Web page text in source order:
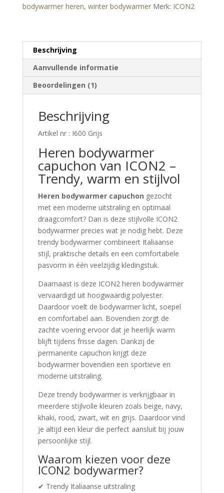
bodywarmer heren, winter bodywarmer Merk: ICON2
Beschrijving
Aanvullende informatie
Beoordelingen (1)
Beschrijving
Artikel nr : I600 Grijs
Heren bodywarmer
capuchon van ICON2 –
Trendy, warm en stijlvol
Heren bodywarmer capuchon gezocht
met een moderne uitstraling en optimaal
draagcomfort? Dan is deze stijlvolle ICON2
bodywarmer precies wat je nodig hebt. Deze
trendy bodywarmer combineert Italiaanse
stijl, praktische details en een comfortabele
pasvorm in één veelzijdig kledingstuk.
Daarnaast is deze ICON2 heren bodywarmer
vervaardigd uit hoogwaardig polyester.
Daardoor voelt de bodywarmer licht, soepel
en comfortabel aan. Bovendien zorgt de
zachte voering ervoor dat je heerlijk warm
blijft tijdens frisse dagen. Dankzij de
permanente capuchon krijgt deze
bodywarmer bovendien een sportieve en
moderne uitstraling.
Deze trendy bodywarmer is verkrijgbaar in
meerdere stijlvolle kleuren zoals beige, navy,
khaki, rood, zwart, wit en grijs. Daardoor vind
je altijd een kleur die perfect aansluit bij jouw
persoonlijke stijl.
Waarom kiezen voor deze
ICON2 bodywarmer?
✔ Trendy Italiaanse uitstraling